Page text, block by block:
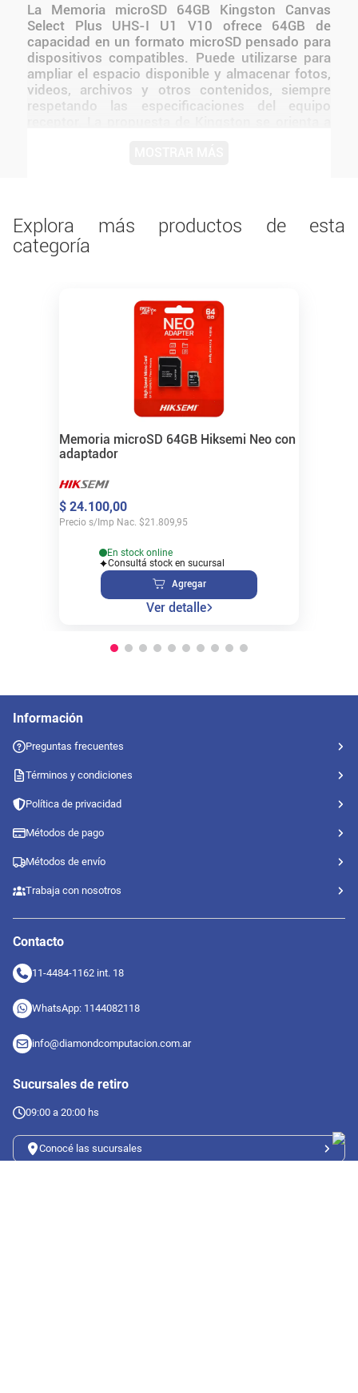
La Memoria microSD 64GB Kingston Canvas
Select Plus UHS-I U1 V10 ofrece 64GB de
capacidad en un formato microSD pensado para
dispositivos compatibles. Puede utilizarse para
ampliar el espacio disponible y almacenar fotos,
videos, archivos y otros contenidos, siempre
respetando las especificaciones del equipo
diferenciar esta versión dentro de la línea y
seleccionar la capacidad adecuada para cada
necesidad.
Explora más productos de esta
categoría
Memoria microSD 64GB Hiksemi Neo con
adaptador
$ 24.100,00
Precio s/Imp Nac. $21.809,95
En stock online
Consultá stock en sucursal
Agregar
Ver detalle
Información
Preguntas frecuentes
Términos y condiciones
Política de privacidad
Métodos de pago
Métodos de envío
Trabaja con nosotros
Contacto
11-4484-1162 int. 18
WhatsApp: 1144082118
info@diamondcomputacion.com.ar
Sucursales de retiro
09:00 a 20:00 hs
Conocé las sucursales